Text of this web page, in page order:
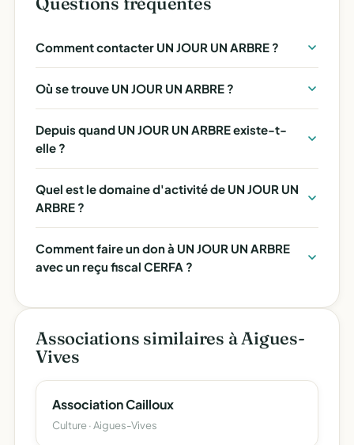
Comment contacter UN JOUR UN ARBRE ?
Où se trouve UN JOUR UN ARBRE ?
Depuis quand UN JOUR UN ARBRE existe-t-
elle ?
Quel est le domaine d'activité de UN JOUR UN
ARBRE ?
Comment faire un don à UN JOUR UN ARBRE
avec un reçu fiscal CERFA ?
Associations similaires à Aigues-
Vives
Association Cailloux
Culture · Aigues-Vives